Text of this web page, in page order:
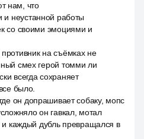
нам, что
и неустанной работы
со своими эмоциями и
на съёмках не
смех герой томми ли
всегда сохраняет
было.
он допрашивает собаку, мопс
он гавкал, мотал
и каждый дубль превращался в